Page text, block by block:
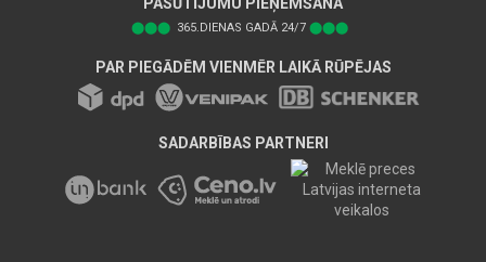
⬤⬤⬤ 365.DIENAS GADĀ 24/7 ⬤⬤⬤
PAR PIEGĀDĒM VIENMĒR LAIKĀ RŪPĒJAS
SADARBĪBAS PARTNERI